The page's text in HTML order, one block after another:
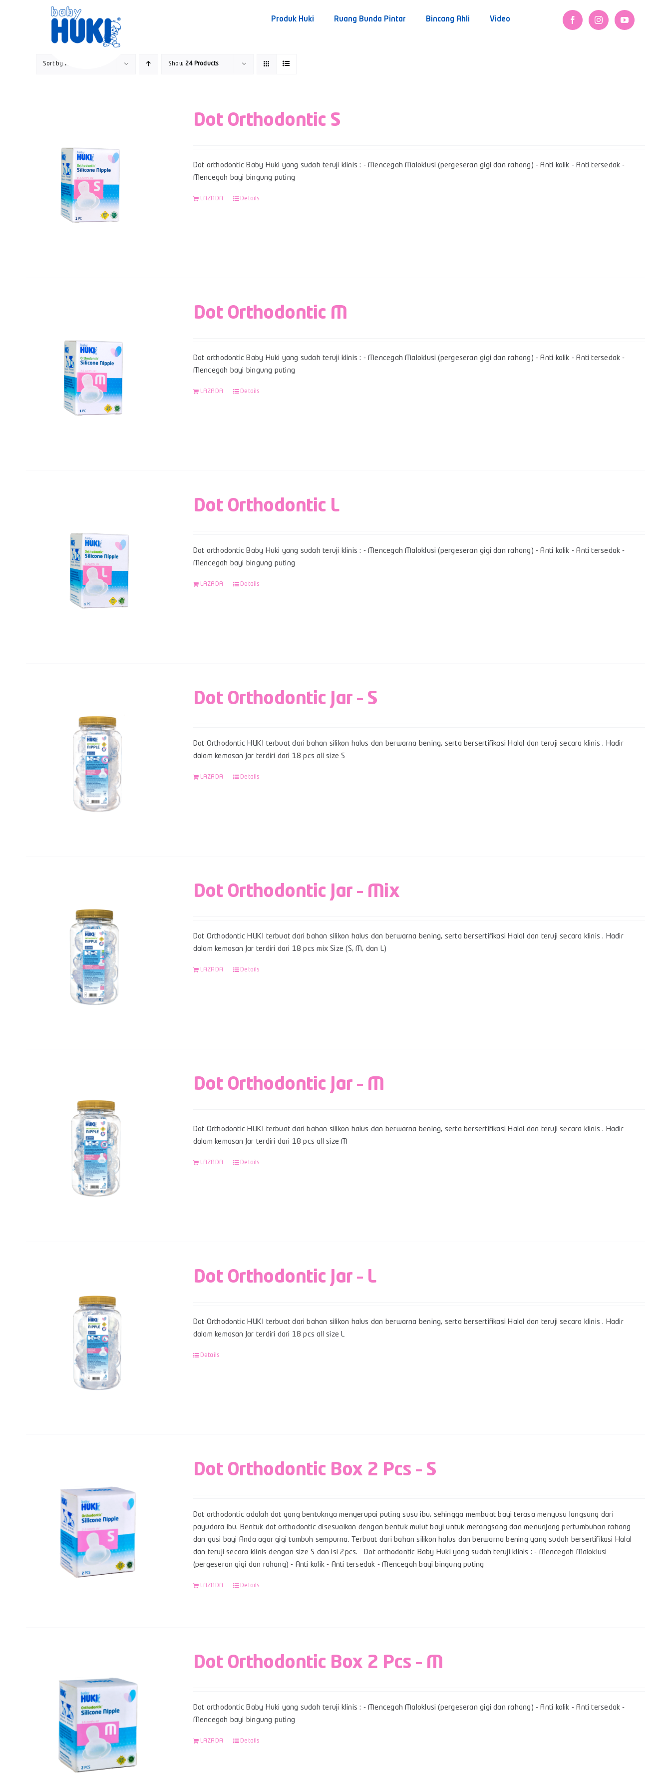
Produk Huki Ruang Bunda Pintar Bincang Ahli Video
Sort by Name Show24 Products
Dot Orthodontic S
Dot orthodontic Baby Huki yang sudah teruji klinis : - Mencegah Maloklusi (pergeseran gigi dan rahang) - Anti kolik - Anti tersedak -
Mencegah bayi bingung puting
LAZADA Details
Dot Orthodontic M
Dot orthodontic Baby Huki yang sudah teruji klinis : - Mencegah Maloklusi (pergeseran gigi dan rahang) - Anti kolik - Anti tersedak -
Mencegah bayi bingung puting
LAZADA Details
Dot Orthodontic L
Dot orthodontic Baby Huki yang sudah teruji klinis : - Mencegah Maloklusi (pergeseran gigi dan rahang) - Anti kolik - Anti tersedak -
Mencegah bayi bingung puting
LAZADA Details
Dot Orthodontic Jar – S
Dot Orthodontic HUKI terbuat dari bahan silikon halus dan berwarna bening, serta bersertifikasi Halal dan teruji secara klinis . Hadir
dalam kemasan Jar terdiri dari 18 pcs all size S
LAZADA Details
Dot Orthodontic Jar – Mix
Dot Orthodontic HUKI terbuat dari bahan silikon halus dan berwarna bening, serta bersertifikasi Halal dan teruji secara klinis . Hadir
dalam kemasan Jar terdiri dari 18 pcs mix Size (S, M, dan L)
LAZADA Details
Dot Orthodontic Jar – M
Dot Orthodontic HUKI terbuat dari bahan silikon halus dan berwarna bening, serta bersertifikasi Halal dan teruji secara klinis . Hadir
dalam kemasan Jar terdiri dari 18 pcs all size M
LAZADA Details
Dot Orthodontic Jar – L
Dot Orthodontic HUKI terbuat dari bahan silikon halus dan berwarna bening, serta bersertifikasi Halal dan teruji secara klinis . Hadir
dalam kemasan Jar terdiri dari 18 pcs all size L
Details
Dot Orthodontic Box 2 Pcs – S
Dot orthodontic adalah dot yang bentuknya menyerupai puting susu ibu, sehingga membuat bayi terasa menyusu langsung dari
payudara ibu. Bentuk dot orthodontic disesuaikan dengan bentuk mulut bayi untuk merangsang dan menunjang pertumbuhan rahang
dan gusi bayi Anda agar gigi tumbuh sempurna. Terbuat dari bahan silikon halus dan berwarna bening yang sudah bersertifikasi Halal
dan teruji secara klinis dengan size S dan isi 2pcs. Dot orthodontic Baby Huki yang sudah teruji klinis : - Mencegah Maloklusi
(pergeseran gigi dan rahang) - Anti kolik - Anti tersedak - Mencegah bayi bingung puting
LAZADA Details
Dot Orthodontic Box 2 Pcs – M
Dot orthodontic Baby Huki yang sudah teruji klinis : - Mencegah Maloklusi (pergeseran gigi dan rahang) - Anti kolik - Anti tersedak -
Mencegah bayi bingung puting
LAZADA Details